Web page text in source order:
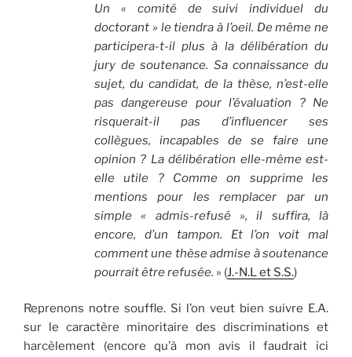
Un « comité de suivi individuel du
doctorant » le tiendra à l’oeil. De même ne
participera-t-il plus à la délibération du
jury de soutenance. Sa connaissance du
sujet, du candidat, de la thèse, n’est-elle
pas dangereuse pour l’évaluation ? Ne
risquerait-il pas d’influencer ses
collègues, incapables de se faire une
opinion ? La délibération elle-même est-
elle utile ? Comme on supprime les
mentions pour les remplacer par un
simple « admis-refusé », il suffira, là
encore, d’un tampon. Et l’on voit mal
comment une thèse admise à soutenance
pourrait être refusée. » (J.-N.L et S.S.)
Reprenons notre souffle. Si l’on veut bien suivre E.A.
sur le caractère minoritaire des discriminations et
harcèlement (encore qu’à mon avis il faudrait ici